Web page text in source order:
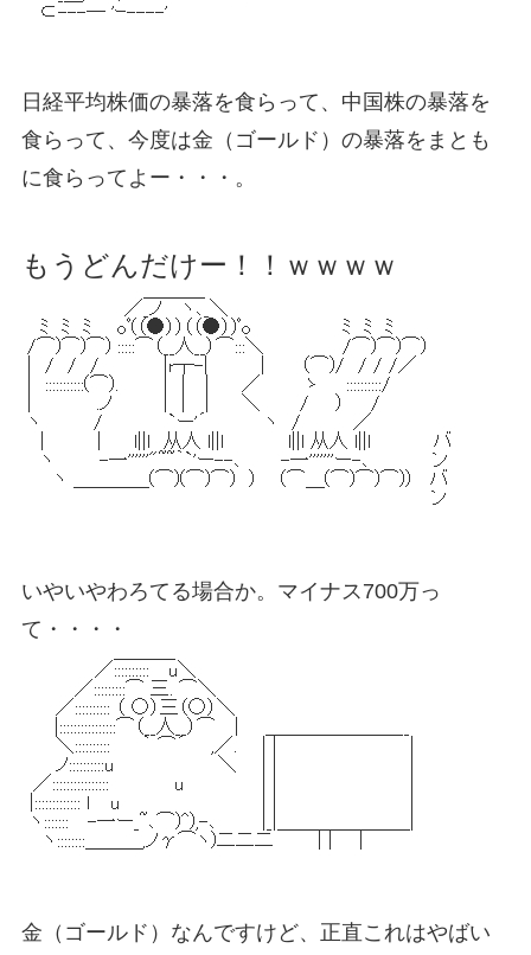
日経平均株価の暴落を食らって、中国株の暴落を
食らって、今度は金（ゴールド）の暴落をまとも
に食らってよー・・・。
もうどんだけー！！ｗｗｗｗ
いやいやわろてる場合か。マイナス700万っ
て・・・・
金（ゴールド）なんですけど、正直これはやばい